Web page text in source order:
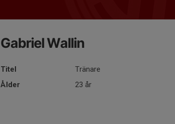
Gabriel Wallin
Titel
Tränare
Ålder
23 år